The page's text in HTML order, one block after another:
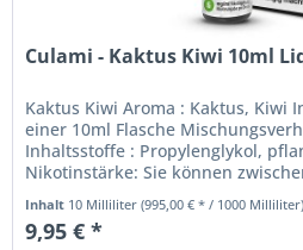
Culami - Kaktus Kiwi 10ml
Kaktus Kiwi Aroma : Kaktus, Kiwi
einer 10ml Flasche
Inhaltsstoffe : Propylenglykol,
Nikotinstärke: Sie können
wählen....
Inhalt 10 Milliliter(995,00 € * / 1000 Milliliter)
9,95 € *